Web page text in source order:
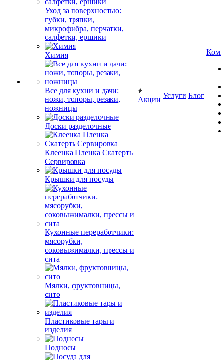
Уход за поверхностью:
губки, тряпки,
микрофибра, перчатки,
салфетки, ершики
Химия
Все для кухни и дачи:
ножи, топоры, резаки,
ножницы
Доски разделочные
Клеенка Пленка Скатерть
Сервировка
Крышки для посуды
Кухонные переработчики:
мясорубки,
соковыжималки, прессы и
сита
Мялки, фруктовницы,
сито
Пластиковые тары и
изделия
Подносы
Акции
Услуги Блог